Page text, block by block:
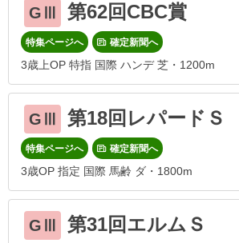
GⅢ 第62回CBC賞
特集ページへ 確定新聞へ
3歳上OP 特指 国際 ハンデ 芝・1200m
GⅢ 第18回レパードＳ
特集ページへ 確定新聞へ
3歳OP 指定 国際 馬齢 ダ・1800m
GⅢ 第31回エルムＳ